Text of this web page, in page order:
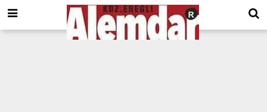
google.com, pub-8201930440372555, DIRECT, f08c47fec0942fa0